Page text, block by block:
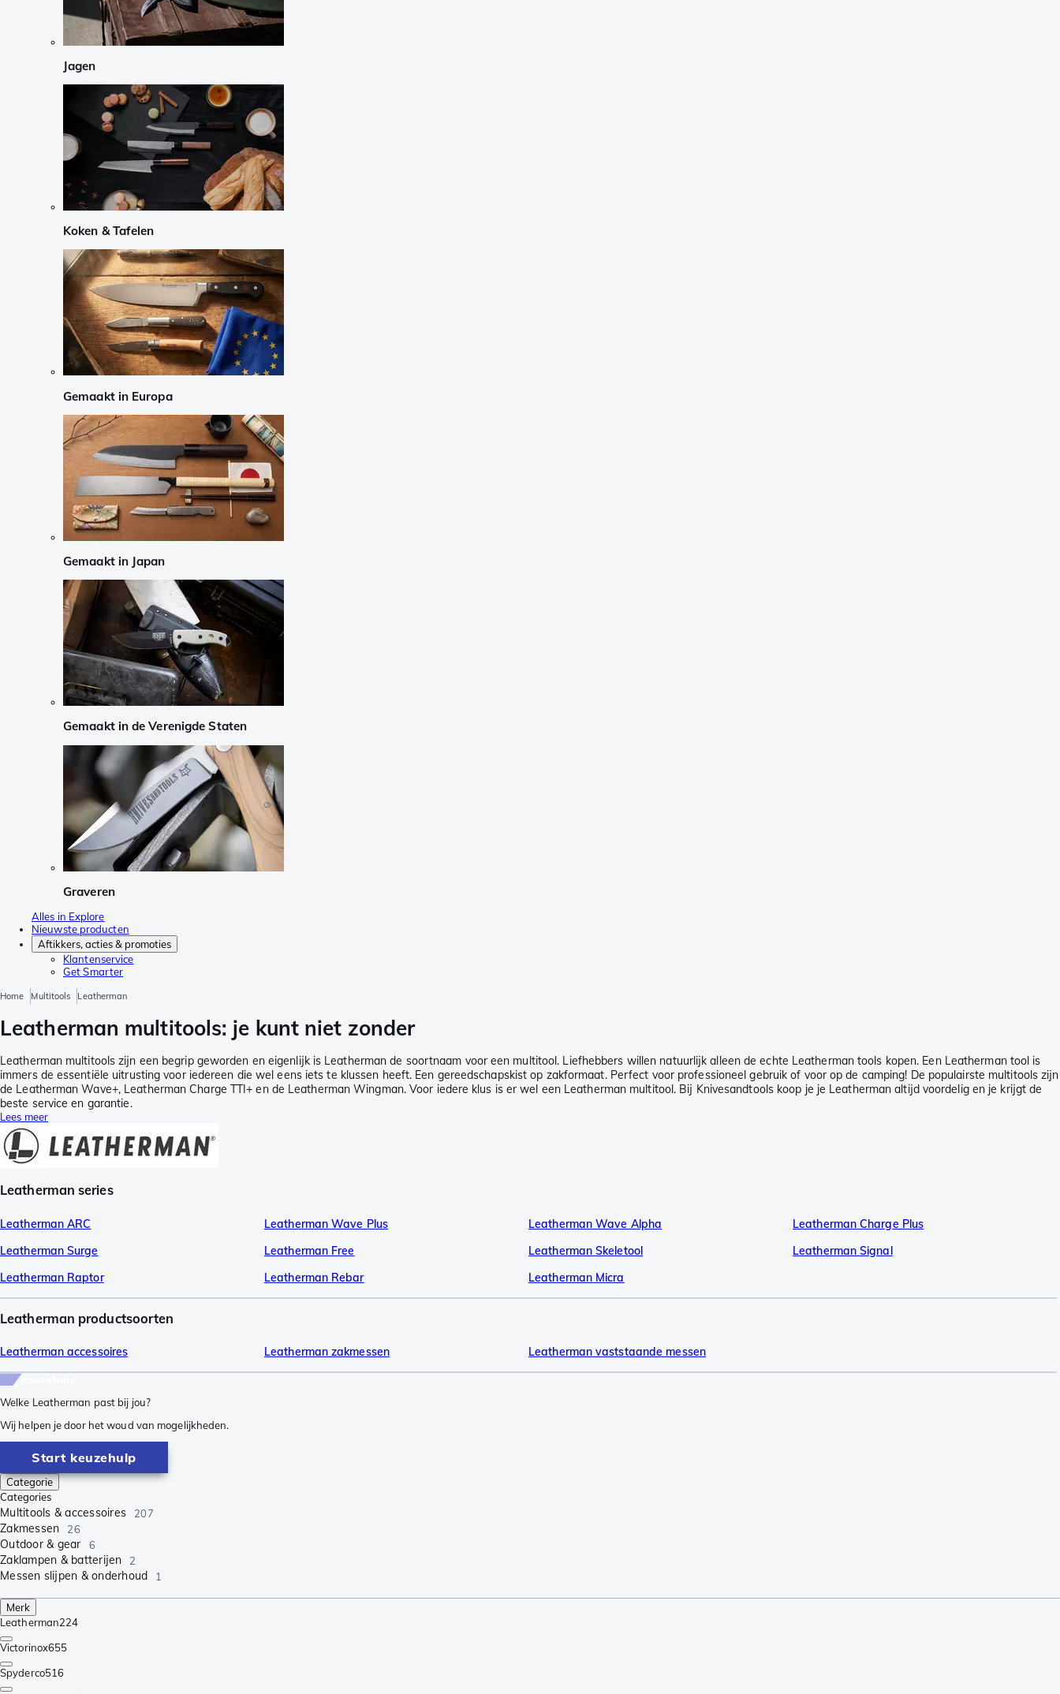
Jagen
Koken & Tafelen
Gemaakt in Europa
Gemaakt in Japan
Gemaakt in de Verenigde Staten
Graveren
Alles in Explore
Nieuwste producten
Aftikkers, acties & promoties
Klantenservice
Get Smarter
Home Multitools Leatherman
Leatherman multitools: je kunt niet zonder
Leatherman multitools zijn een begrip geworden en eigenlijk is Leatherman de soortnaam voor een multitool. Liefhebbers willen natuurlijk alleen de echte Leatherman tools kopen. Een Leatherman tool is
immers de essentiële uitrusting voor iedereen die wel eens iets te klussen heeft. Een gereedschapskist op zakformaat. Perfect voor professioneel gebruik of voor op de camping! De populairste multitools zijn
de Leatherman Wave+, Leatherman Charge TTI+ en de Leatherman Wingman. Voor iedere klus is er wel een Leatherman multitool. Bij Knivesandtools koop je je Leatherman altijd voordelig en je krijgt de
beste service en garantie.
Lees meer
Leatherman series
Leatherman ARC Leatherman Wave Plus Leatherman Wave Alpha
Leatherman Charge Plus
Leatherman Surge
Leatherman Free Leatherman Skeletool
Leatherman Signal
Leatherman Raptor
Leatherman Rebar Leatherman Micra
Leatherman productsoorten
Leatherman accessoires Leatherman zakmessen Leatherman vaststaande messen
Welke Leatherman past bij jou?
Wij helpen je door het woud van mogelijkheden.
Start keuzehulp
Categorie
Categories
Multitools & accessoires 207
Zakmessen 26
Outdoor & gear 6
Zaklampen & batterijen 2
Messen slijpen & onderhoud 1
Merk
Leatherman224
Victorinox655
Spyderco516